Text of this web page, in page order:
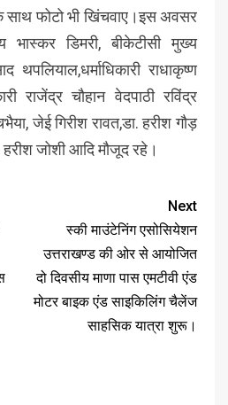
साथ फोटो भी खिंचवाए।इस अवसर
भास्कर डिमरी, बीकेटीसी मुख्य
थपलियाल,धर्माधिकारी राधाकृष्ण
राजेंद्र चौहान वेदपाठी रविंद्र
जेई गिरीश रावत,डा. हरीश गौड़
हरीश जोशी आदि मौजूद रहे।
Next
स्की माउंटेनिंग एसोसियेशन
उत्तराखण्ड की ओर से आयोजित
दो दिवसीय माणा पास एमटीवी एंड
मोटर बाइक एंड साइकिलिंग चैलेंज
साहसिक यात्रा शुरू।